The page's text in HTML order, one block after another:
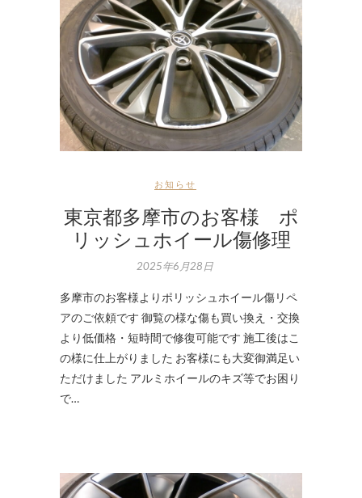
お知らせ
東京都多摩市のお客様 ポ
リッシュホイール傷修理
2025年6月28日
多摩市のお客様よりポリッシュホイール傷リペ
アのご依頼です 御覧の様な傷も買い換え・交換
より低価格・短時間で修復可能です 施工後はこ
の様に仕上がりました お客様にも大変御満足い
ただけました アルミホイールのキズ等でお困り
で…